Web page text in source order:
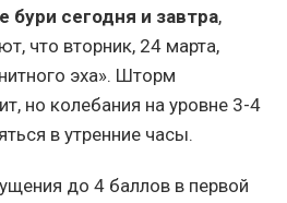
бури сегодня и завтра,
что вторник, 24 марта,
эха». Шторм
но колебания на уровне 3-4
в утренние часы.
до 4 баллов в первой